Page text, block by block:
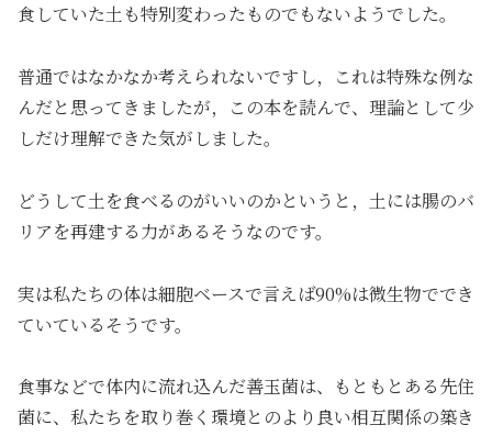
食していた土も特別変わったものでもないようでした。
普通ではなかなか考えられないですし，これは特殊な例な
んだと思ってきましたが，この本を読んで、理論として少
しだけ理解できた気がしました。
どうして土を食べるのがいいのかというと，土には腸のバ
リアを再建する力があるそうなのです。
実は私たちの体は細胞ベースで言えば90%は微生物ででき
ていているそうです。
食事などで体内に流れ込んだ善玉菌は、もともとある先住
菌に、私たちを取り巻く環境とのより良い相互関係の築き